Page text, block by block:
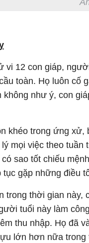
vi 12 con giáp,
toàn. Họ luôn cố
không như ý, con
khéo trong ứng xử,
mọi việc theo tuần
có sao tốt chiếu
tục gặp những điều
trong thời gian này,
tuổi này làm
thu nhập. Họ đã
lớn hơn nữa trong